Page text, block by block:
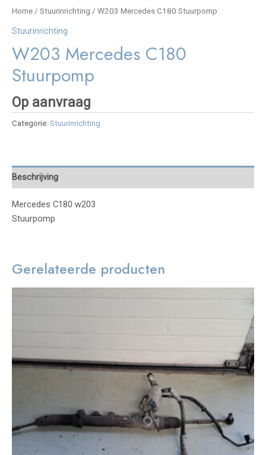
Home / Stuurinrichting / W203 Mercedes C180 Stuurpomp
Stuurinrichting
W203 Mercedes C180
Stuurpomp
Op aanvraag
Categorie: Stuurinrichting
Beschrijving
Mercedes C180 w203
Stuurpomp
Gerelateerde producten